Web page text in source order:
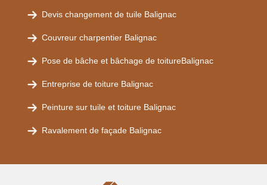
Devis changement de tuile Balignac
Couvreur charpentier Balignac
Pose de bâche et bâchage de toitureBalignac
Entreprise de toiture Balignac
Peinture sur tuile et toiture Balignac
Ravalement de façade Balignac